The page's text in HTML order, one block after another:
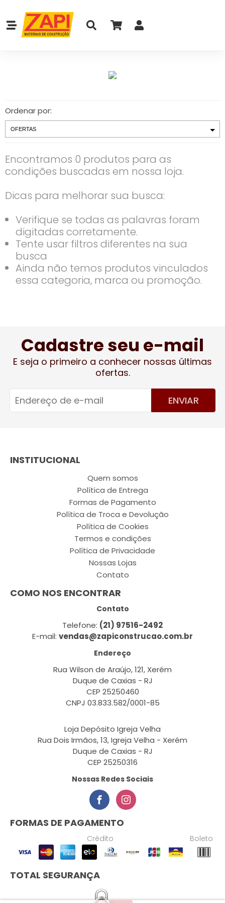
Ordenar por:
Encontramos 0 produtos para as
condições buscadas em nossa loja.
Dicas para melhorar sua busca:
Verifique se todas as palavras foram
digitadas corretamente.
Tente usar filtros diferentes na sua
busca
Ainda não temos produtos vinculados
essa categoria, marca ou promoção.
Cadastre seu e-mail
E seja o primeiro a conhecer nossas últimas
ofertas.
ENVIAR
INSTITUCIONAL
Quem somos
Política de Entrega
Formas de Pagamento
Política de Troca e Devolução
Política de Cookies
Termos e condições
Política de Privacidade
Nossas Lojas
Contato
COMO NOS ENCONTRAR
Contato
Telefone: (21) 97516-2492
E-mail: vendas@zapiconstrucao.com.br
Endereço
Rua Wilson de Araújo, 121, Xerém
Duque de Caxias - RJ
CEP 25250460
CNPJ 03.833.582/0001-85
Loja Depósito Igreja Velha
Rua Dois Irmãos, 13, Igreja Velha - Xerém
Duque de Caxias - RJ
CEP 25250316
Nossas Redes Sociais
FORMAS DE PAGAMENTO
Crédito Boleto
TOTAL SEGURANÇA